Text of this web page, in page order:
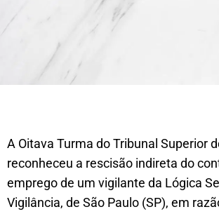
A Oitava Turma do Tribunal Superior
reconheceu a rescisão indireta do
emprego de um vigilante da Lógica
Vigilância, de São Paulo (SP), em